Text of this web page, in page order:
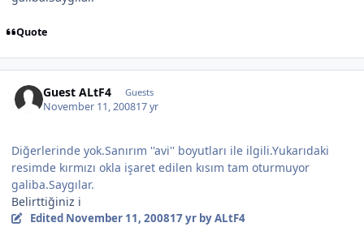
Quote
Guest ALtF4 Guests
November 11, 200817 yr
Diğerlerinde yok.Sanırım ''avi'' boyutları ile ilgili.Yukarıdaki
resimde kırmızı okla işaret edilen kısım tam oturmuyor
galiba.Saygılar.
Belirttiğiniz i
Edited November 11, 200817 yrby ALtF4